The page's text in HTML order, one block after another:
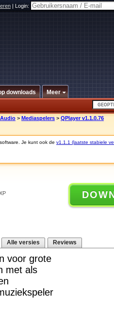
|Login:
downloads Meer
> Mediaspelers > QPlayer v1.1.0.76
Je kunt ook de v1.1.1 (laatste stabiele
Alle versies Reviews
voor grote
met als